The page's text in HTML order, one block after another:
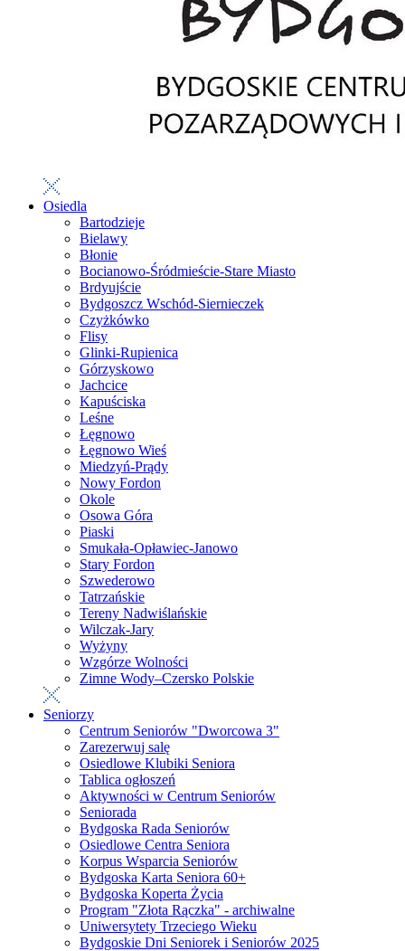
Osiedla
Bartodzieje
Bielawy
Błonie
Bocianowo-Śródmieście-Stare Miasto
Brdyujście
Bydgoszcz Wschód-Siernieczek
Czyżkówko
Flisy
Glinki-Rupienica
Górzyskowo
Jachcice
Kapuściska
Leśne
Łęgnowo
Łęgnowo Wieś
Miedzyń-Prądy
Nowy Fordon
Okole
Osowa Góra
Piaski
Smukała-Opławiec-Janowo
Stary Fordon
Szwederowo
Tatrzańskie
Tereny Nadwiślańskie
Wilczak-Jary
Wyżyny
Wzgórze Wolności
Zimne Wody–Czersko Polskie
Seniorzy
Centrum Seniorów "Dworcowa 3"
Zarezerwuj salę
Osiedlowe Klubiki Seniora
Tablica ogłoszeń
Aktywności w Centrum Seniorów
Seniorada
Bydgoska Rada Seniorów
Osiedlowe Centra Seniora
Korpus Wsparcia Seniorów
Bydgoska Karta Seniora 60+
Bydgoska Koperta Życia
Program "Złota Rączka" - archiwalne
Uniwersytety Trzeciego Wieku
Bydgoskie Dni Seniorek i Seniorów 2025